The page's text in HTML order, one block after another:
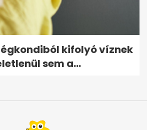
kifolyó víznek
sem a...